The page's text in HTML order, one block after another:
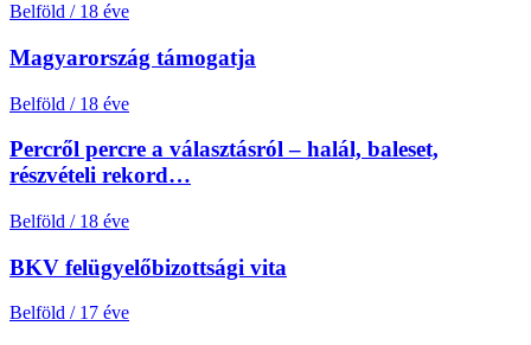
Belföld / 18 éve
Magyarország támogatja
Belföld / 18 éve
Percről percre a választásról – halál, baleset,
részvételi rekord…
Belföld / 18 éve
BKV felügyelőbizottsági vita
Belföld / 17 éve